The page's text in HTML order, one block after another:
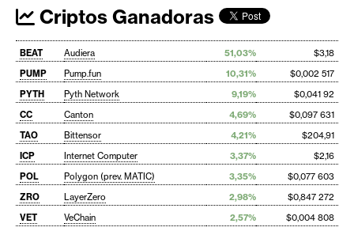
Criptos Ganadoras
BEAT Audiera 51,03%
$3,18
PUMP
Pump.fun 10,31%
$0,002 517
PYTH
Pyth Network 9,19%
$0,041 92
CC
Canton 4,69%
$0,097 631
TAO
Bittensor 4,21%
$204,91
ICP
Internet Computer 3,37%
$2,16
POL
Polygon (prev. MATIC) 3,35%
$0,077 603
ZRO
LayerZero 2,98%
$0,847 272
VET
VeChain 2,57%
$0,004 808